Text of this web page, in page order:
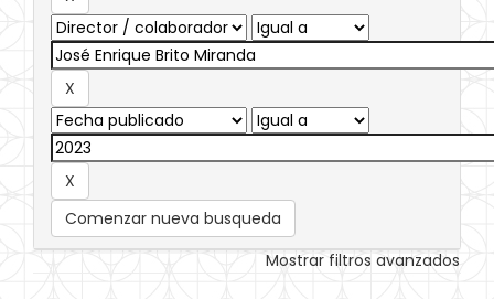
Comenzar nueva busqueda
Mostrar filtros avanzados